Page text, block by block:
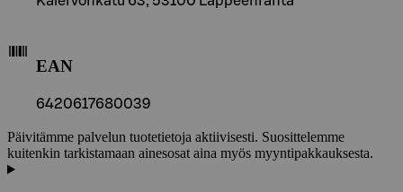
EAN
6420617680039
Päivitämme palvelun tuotetietoja aktiivisesti. Suosittelemme
kuitenkin tarkistamaan ainesosat aina myös myyntipakkauksesta.